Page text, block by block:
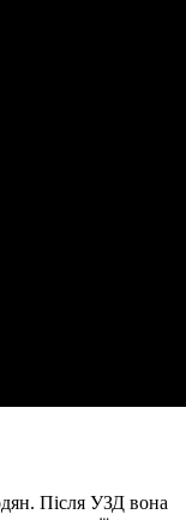
Після УЗД вона